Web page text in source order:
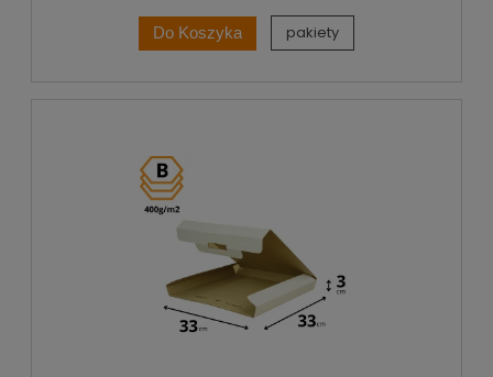
Do Koszyka pakiety